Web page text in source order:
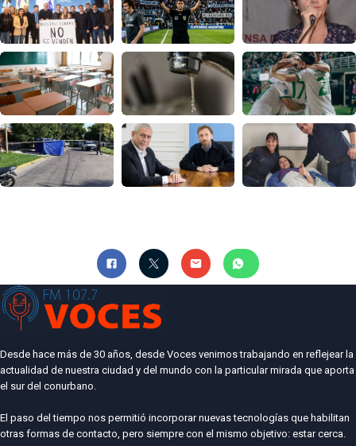
Desde hace más de 30 años, desde Voces venimos trabajando en reflejear la
actualidad de nuestra ciudad y del mundo con la particular mirada que aporta
el sur del conurbano.
El paso del tiempo nos permitió incorporar nuevas tecnologías que habilitan
otras formas de contacto, pero siempre con el mismo objetivo: estar cerca.